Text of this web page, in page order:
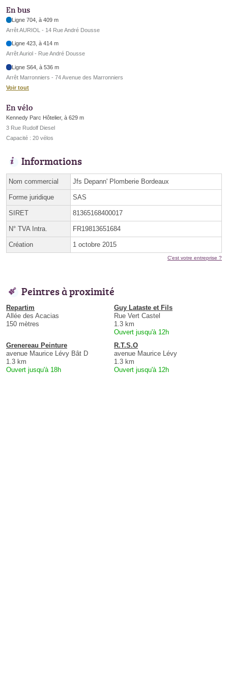
En bus
Ligne 704, à 409 m
Arrêt AURIOL - 14 Rue André Dousse
Ligne 423, à 414 m
Arrêt Auriol - Rue André Dousse
Ligne S64, à 536 m
Arrêt Marronniers - 74 Avenue des Marronniers
Voir tout
En vélo
Kennedy Parc Hôtelier, à 629 m
3 Rue Rudolf Diesel
Capacité : 20 vélos
Informations
Nom commercial Jfs Depann' Plomberie Bordeaux
Forme juridique SAS
SIRET 81365168400017
N° TVA Intra. FR19813651684
Création 1 octobre 2015
C'est votre entreprise ?
Peintres à proximité
Repartim
Allée des Acacias
150 mètres
Guy Lataste et Fils
Rue Vert Castel
1.3 km
Ouvert jusqu'à 12h
Grenereau Peinture
avenue Maurice Lévy Bât D
1.3 km
Ouvert jusqu'à 18h
R.T.S.O
avenue Maurice Lévy
1.3 km
Ouvert jusqu'à 12h